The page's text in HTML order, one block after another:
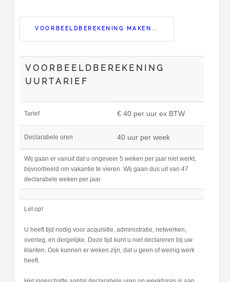
VOORBEELDBEREKENING MAKEN...
VOORBEELDBEREKENING
UURTARIEF
Tarief € 40 per uur ex BTW
Declarabele uren 40 uur per week
Wij gaan er vanuit dat u ongeveer 5 weken per jaar niet werkt,
bijvoorbeeld om vakantie te vieren. Wij gaan dus uit van 47
declarabele weken per jaar.
Let op!
U heeft tijd nodig voor acquisitie, administratie, netwerken,
overleg, en dergelijke. Deze tijd kunt u niet declareren bij uw
klanten. Ook kunnen er weken zijn, dat u geen of weinig werk
heeft.